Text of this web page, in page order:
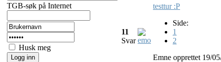
TGB-søk på Internet
Husk meg
11
Svar
testtur :P
Side:
1
2
Emne opprettet 19/